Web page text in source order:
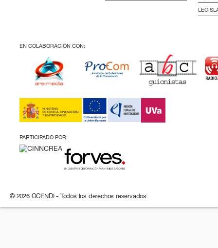
EN COLABORACIÓN CON:
PARTICIPADO POR:
© 2026 OCENDI - Todos los derechos reservados.